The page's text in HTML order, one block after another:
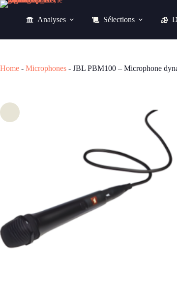
Passer
Analyses Sélections
Home - Microphones - JBL PBM100 – Microphone